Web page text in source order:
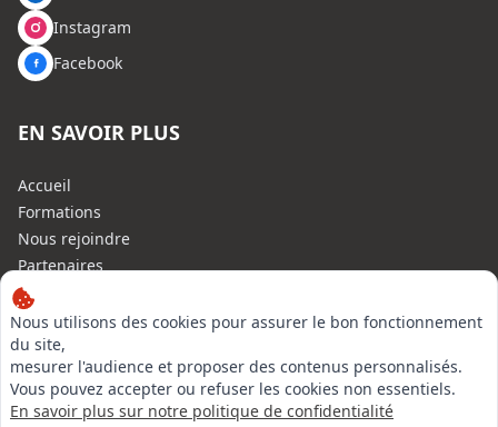
Nous utilisons des cookies pour assurer le bon fonctionnement
du site,
mesurer l'audience et proposer des contenus personnalisés.
Vous pouvez accepter ou refuser les cookies non essentiels.
En savoir plus sur notre politique de confidentialité
Instagram
Facebook
EN SAVOIR PLUS
Accueil
Formations
Nous rejoindre
Partenaires
Autres missions
Le C.N.E.
Membre IVSC
Logiciel
L’Expert